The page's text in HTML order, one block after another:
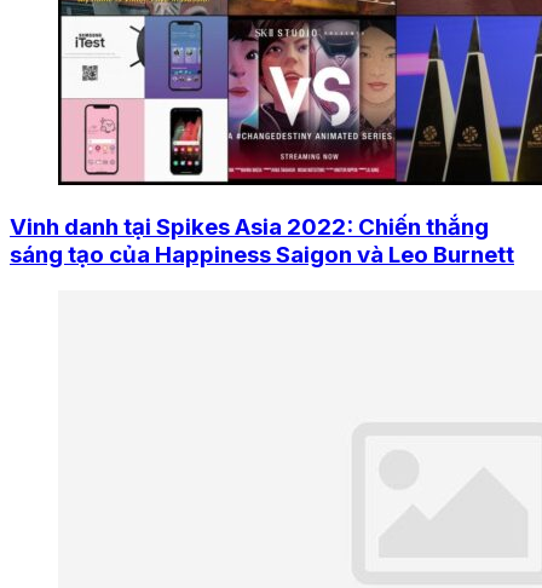
Vinh danh tại Spikes Asia 2022: Chiến thắng
sáng tạo của Happiness Saigon và Leo Burnett